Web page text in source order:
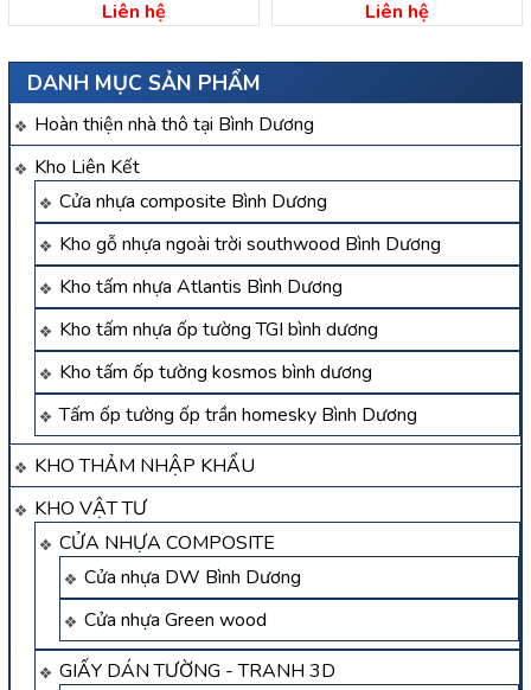
DANH MỤC SẢN PHẨM
Hoàn thiện nhà thô tại Bình Dương
Kho Liên Kết
Cửa nhựa composite Bình Dương
Kho gỗ nhựa ngoài trời southwood Bình Dương
Kho tấm nhựa Atlantis Bình Dương
Kho tấm nhựa ốp tường TGI bình dương
Kho tấm ốp tường kosmos bình dương
Tấm ốp tường ốp trần homesky Bình Dương
KHO THẢM NHẬP KHẨU
KHO VẬT TƯ
CỬA NHỰA COMPOSITE
Cửa nhựa DW Bình Dương
Cửa nhựa Green wood
GIẤY DÁN TƯỜNG - TRANH 3D
Đồng Nai
Liên hệ Đồng Nai
Liên hệ